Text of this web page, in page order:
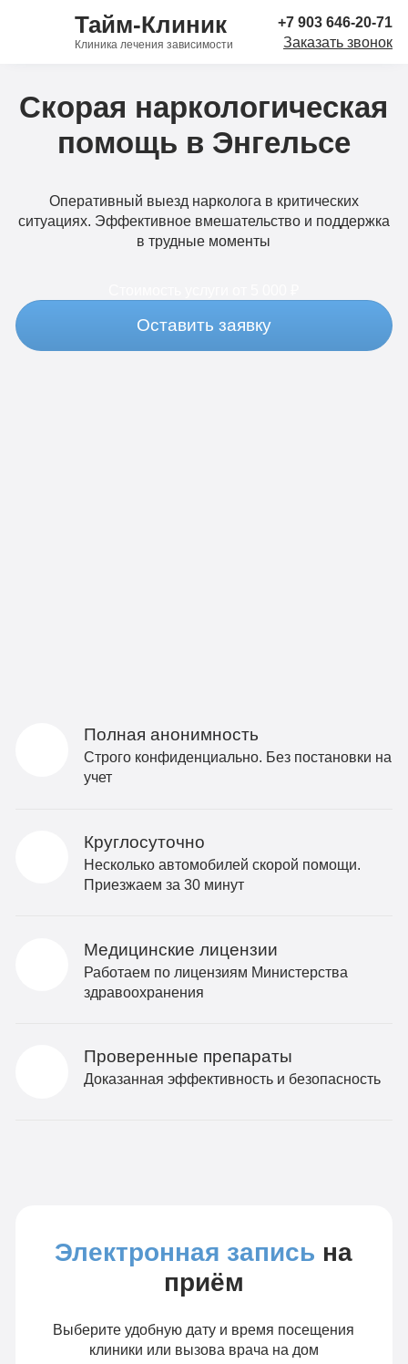
Тайм-Клиник
Клиника лечения зависимости
+7 903 646-20-71
Заказать звонок
Скорая наркологическая
помощь в Энгельсе
Оперативный выезд нарколога в критических
ситуациях. Эффективное вмешательство и поддержка
в трудные моменты
Оставить заявку
Полная анонимность
Строго конфиденциально. Без постановки на
учет
Круглосуточно
Несколько автомобилей скорой помощи.
Приезжаем за 30 минут
Медицинские лицензии
Работаем по лицензиям Министерства
здравоохранения
Проверенные препараты
Доказанная эффективность и безопасность
Электронная запись на
приём
Выберите удобную дату и время посещения
клиники или вызова врача на дом